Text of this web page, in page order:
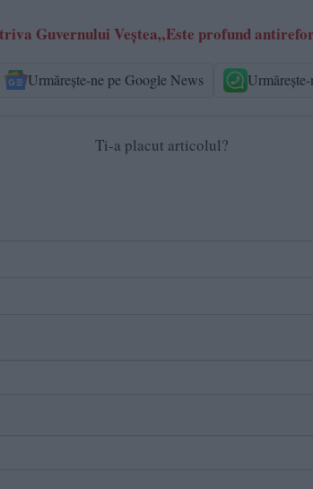
Guvernului Veștea„Este profund
Urmărește-ne pe Google News
Ti-a placut articolul?